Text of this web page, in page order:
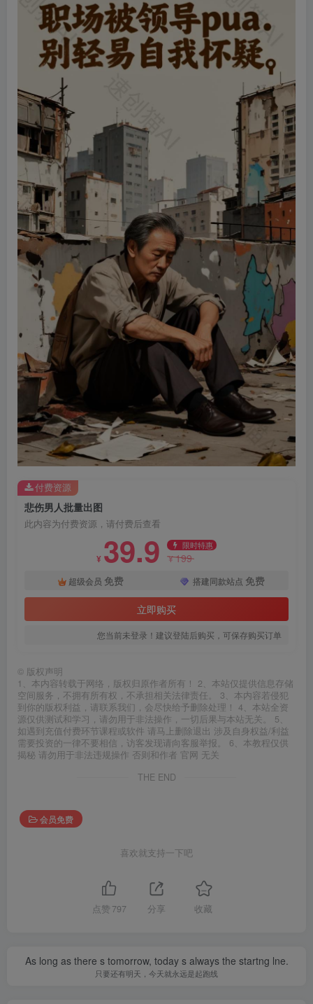
悲伤男人批量出图
此内容为付费资源，请付费后查看
¥ 39.9 限时特惠
¥199
超级会员 免费 搭建同款站点 免费
立即购买
您当前未登录！建议登陆后购买，可保存购买订单
付费资源
© 版权声明
1、本内容转载于网络，版权归原作者所有！ 2、本站仅提供信息存储
空间服务，不拥有所有权，不承担相关法律责任。 3、本内容若侵犯
到你的版权利益，请联系我们，会尽快给予删除处理！ 4、本站全资
源仅供测试和学习，请勿用于非法操作，一切后果与本站无关。 5、
如遇到充值付费环节课程或软件 请马上删除退出 涉及自身权益/利益
需要投资的一律不要相信，访客发现请向客服举报。 6、本教程仅供
揭秘 请勿用于非法违规操作 否则和作者 官网 无关
THE END
会员免费
喜欢就支持一下吧
点赞 797 分享 收藏
As long as there s tomorrow, today s always the startng lne.
只要还有明天，今天就永远是起跑线